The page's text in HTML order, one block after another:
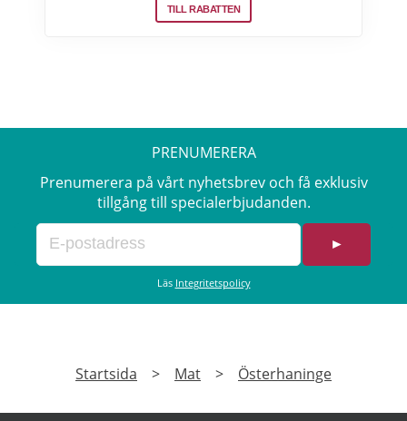
Efter att du klickat på "Till rabatten" får du en
TILL RABATTEN
PRENUMERERA
Prenumerera på vårt nyhetsbrev och få exklusiv
tillgång till specialerbjudanden.
►
Läs Integritetspolicy
Startsida > Mat > Österhaninge